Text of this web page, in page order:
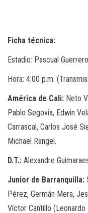
Ficha técnica:
Estadio: Pascual Guerrero
Hora: 4:00 p.m.
América de Cali: Neto
Pablo Segovia, Edwin
Carrascal, Carlos José
Michael Rangel.
D.T.: Alexandre
Junior de Barranquilla:
Pérez, Germán Mera,
Víctor Cantillo (Leonardo